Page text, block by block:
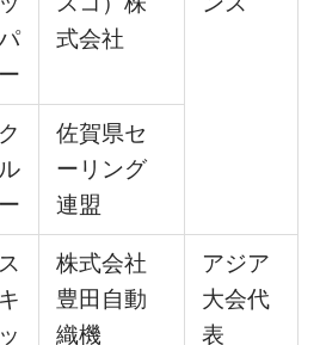
ー
式会社
ク
ル
ー
佐賀県セ
ーリング
連盟
ス
キ
ッ
株式会社
豊⽥⾃動
織機
アジア
⼤会代
表